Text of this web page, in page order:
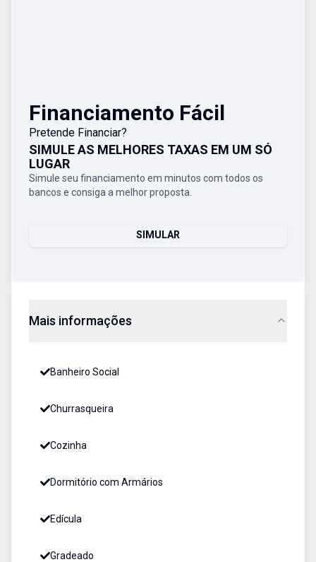
Financiamento Fácil
Pretende Financiar?
SIMULE AS MELHORES TAXAS EM UM SÓ
LUGAR
Simule seu financiamento em minutos com todos os
bancos e consiga a melhor proposta.
SIMULAR
Mais informações
Banheiro Social
Churrasqueira
Cozinha
Dormitório com Armários
Edícula
Gradeado